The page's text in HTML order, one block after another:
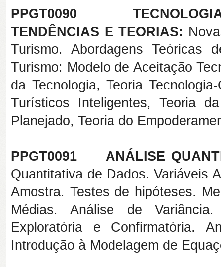
PPGT0090
TENDÊNCIAS E TEORIAS:
Turismo. Abordagens Teóricas
Turismo: Modelo de Aceitação
da Tecnologia, Teoria
Turísticos Inteligentes, Teoria
Planejado, Teoria do
PPGT0091 ANÁLISE
Quantitativa de Dados. Variáveis
Amostra. Testes de hipóteses.
Médias. Análise de
Exploratória e Confirmatória.
Introdução à Modelagem de